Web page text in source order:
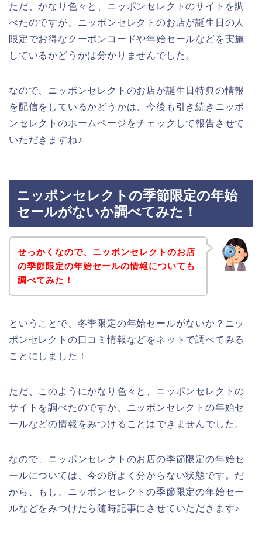
ただ、かなり色々と、ニッポンセレクトのサイトを調
べたのですが、ニッポンセレクトのお店が誕生日の人
限定でお得なクーポンコードや年始セールなどを実施
しているかどうかは分かりませんでした。
なので、ニッポンセレクトのお店が誕生日特典の情報
を配信をしているかどうかは、今後も引き続きニッポ
ンセレクトのホームページをチェックして報告させて
いただきますね♪
ニッポンセレクトの季節限定の年始
セールがないか調べてみた！
せっかくなので、ニッポンセレクトのお店
の季節限定の年始セールの情報についても
調べてみた！
ということで、冬季限定の年始セールがないか？ニッ
ポンセレクトの口コミ情報などをネットで調べてみる
ことにしました！
ただ、このようにかなり色々と、ニッポンセレクトの
サイトを調べたのですが、ニッポンセレクトの年始セ
ールなどの情報をみつけることはできませんでした。
なので、ニッポンセレクトのお店の季節限定の年始セ
ールについては、今の所よく分からない状態です。だ
から、もし、ニッポンセレクトの季節限定の年始セー
ルなどをみつけたら随時記事にさせていただきます♪